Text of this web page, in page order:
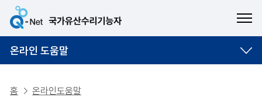
온라인 도움말
홈 온라인도움말